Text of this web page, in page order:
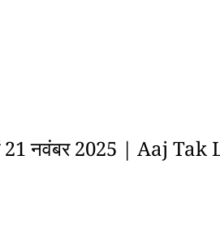
21 नवंबर 2025 | Aaj Tak